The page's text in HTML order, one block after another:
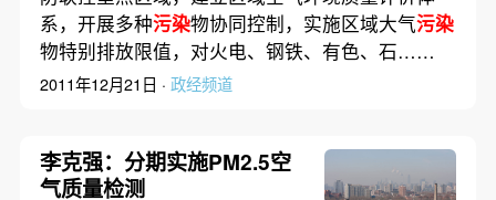
系，开展多种污染物协同控制，实施区域大气污染
物特别排放限值，对火电、钢铁、有色、石……
2011年12月21日 · 政经频道
李克强：分期实施PM2.5空
气质量检测